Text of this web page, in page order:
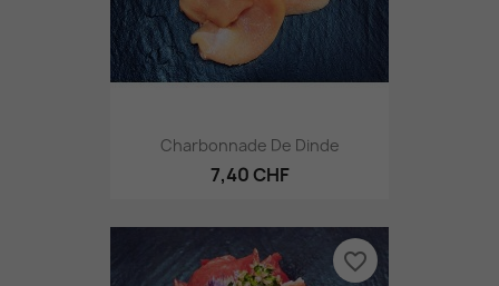
Charbonnade De Dinde
7,40 CHF
favorite_border